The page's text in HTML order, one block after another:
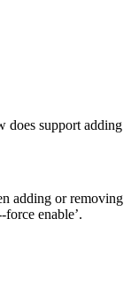
does support adding
adding or removing
enable’.